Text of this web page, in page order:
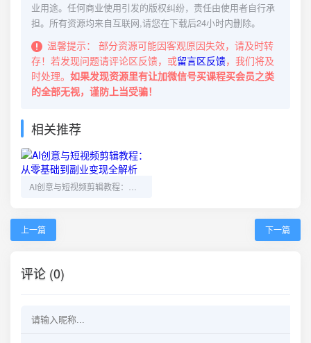
业用途。任何商业使用引发的版权纠纷，责任由使用者自行承
担。所有资源均来自互联网,请您在下载后24小时内删除。
温馨提示：
部分资源可能因客观原因失效，请及时转
存！若发现问题请评论区反馈，或留言区反馈，我们将及
时处理。 如果发现资源里有让加微信号买课程买会员之类
的全部无视，谨防上当受骗！
相关推荐
上一篇 下一篇
评论 (0)